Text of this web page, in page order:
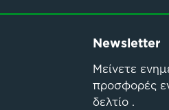
Newsletter
Μείνετε
προσφορές
δελτίο .